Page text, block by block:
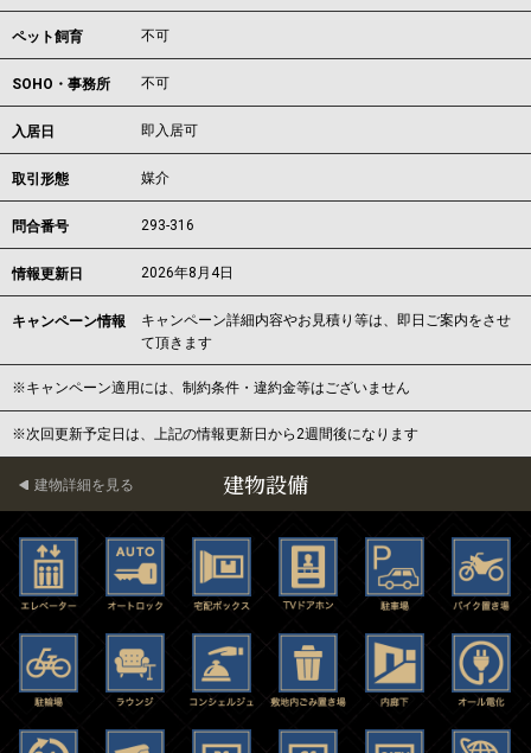
ペット飼育 不可
SOHO・事務所 不可
入居日 即入居可
取引形態 媒介
問合番号 293-316
情報更新日 2026年8月4日
キャンペーン情報
キャンペーン詳細内容やお見積り等は、即日ご案内をさせ
て頂きます
※キャンペーン適用には、制約条件・違約金等はございません
※次回更新予定日は、上記の情報更新日から2週間後になります
建物設備
建物詳細を見る